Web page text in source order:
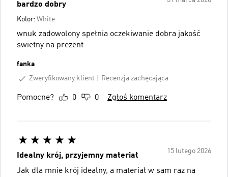
bardzo dobry
Kolor: White
wnuk zadowolony spełnia oczekiwanie dobra jakość
swietny na prezent
fanka
Zweryfikowany klient
Recenzja zachęcająca
Pomocne? 0 0 Zgłoś komentarz
15 lutego 2026
Idealny krój, przyjemny materiał
Jak dla mnie krój idealny, a materiał w sam raz na